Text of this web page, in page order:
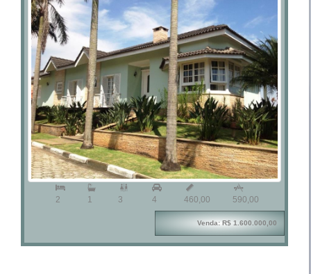
2 1

3 4

460,00

590,00
Venda: R$ 1.600.000,00